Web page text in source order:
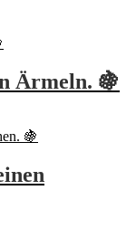
Ärmeln. 🍇